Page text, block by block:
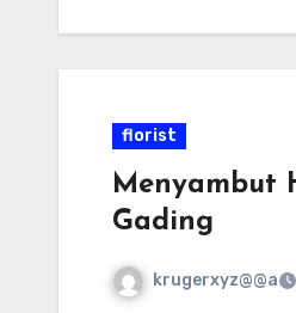
florist
Menyambut
Gading
krugerxyz@@a